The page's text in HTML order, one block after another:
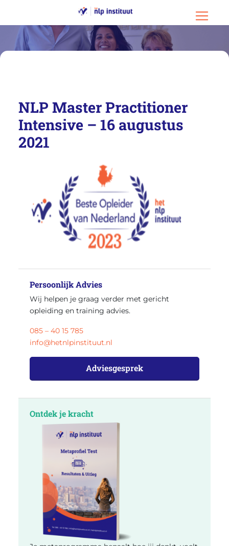
Menu
NLP Master Practitioner
Intensive – 16 augustus
2021
Persoonlijk Advies
Wij helpen je graag verder met gericht
opleiding en training advies.
085 – 40 15 785
info@hetnlpinstituut.nl
Adviesgesprek
Ontdek je kracht